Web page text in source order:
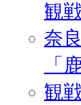
観
奈
「
観